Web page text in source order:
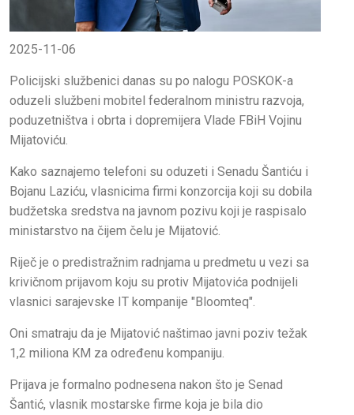
2025-11-06
Policijski službenici danas su po nalogu POSKOK-a
oduzeli službeni mobitel federalnom ministru razvoja,
poduzetništva i obrta i dopremijera Vlade FBiH Vojinu
Mijatoviću.
Kako saznajemo telefoni su oduzeti i Senadu Šantiću i
Bojanu Laziću, vlasnicima firmi konzorcija koji su dobila
budžetska sredstva na javnom pozivu koji je raspisalo
ministarstvo na čijem čelu je Mijatović.
Riječ je o predistražnim radnjama u predmetu u vezi sa
krivičnom prijavom koju su protiv Mijatovića podnijeli
vlasnici sarajevske IT kompanije "Bloomteq".
Oni smatraju da je Mijatović naštimao javni poziv težak
1,2 miliona KM za određenu kompaniju.
Prijava je formalno podnesena nakon što je Senad
Šantić, vlasnik mostarske firme koja je bila dio